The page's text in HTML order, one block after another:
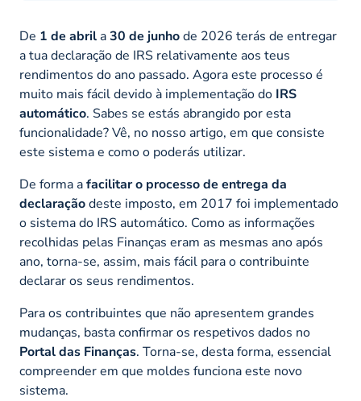
De 1 de abril a30 de junhode 2026 terás de entregar
a tua declaração de IRS relativamente aos teus
rendimentos do ano passado. Agora este processo é
muito mais fácil devido à implementação do IRS
automático. Sabes se estás abrangido por esta
funcionalidade? Vê, no nosso artigo, em que consiste
este sistema e como o poderás utilizar.
De forma afacilitar o processo de entrega da
declaraçãodeste imposto, em 2017 foi implementado
o sistema do IRS automático. Como as informações
recolhidas pelas Finanças eram as mesmas ano após
ano, torna-se, assim, mais fácil para o contribuinte
declarar os seus rendimentos.
Para os contribuintes que não apresentem grandes
mudanças, basta confirmar os respetivos dados no
Portal das Finanças. Torna-se, desta forma, essencial
compreender em que moldes funciona este novo
sistema.